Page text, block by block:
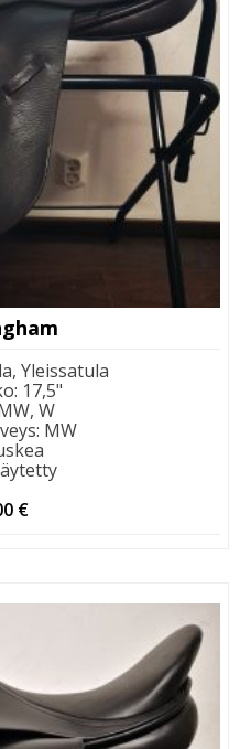
Yleissatula
: 17,5"
W
: MW
€